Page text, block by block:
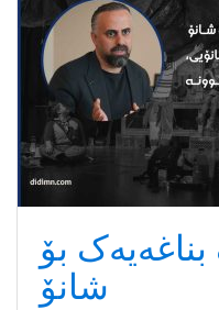
بۆ
شانۆ